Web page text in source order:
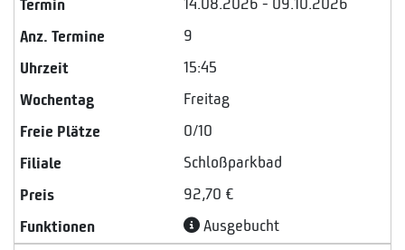
14.08.2026 - 09.10.2026
9
15:45
Freitag
0/10
Schloßparkbad
92,70 €
Ausgebucht